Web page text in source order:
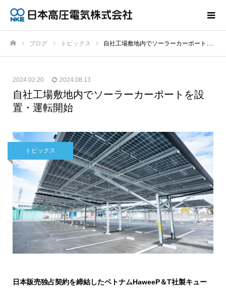
ブログ トピックス 自社工場敷地内でソーラーカーポートを設置・運転開始
2024.02.20 2024.08.13
自社工場敷地内でソーラーカーポートを設
置・運転開始
トピックス
日本販売独占契約を締結したベトナムHaweeP＆T社製キュー